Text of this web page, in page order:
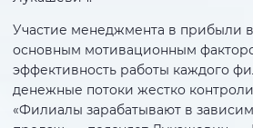
Участие менеджмента в прибыли
основным мотивационным
эффективность работы каждого
денежные потоки жестко
«Филиалы зарабатывают в